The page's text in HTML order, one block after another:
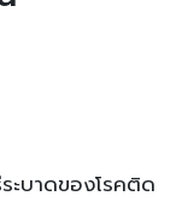
ะบาดของโรคติด